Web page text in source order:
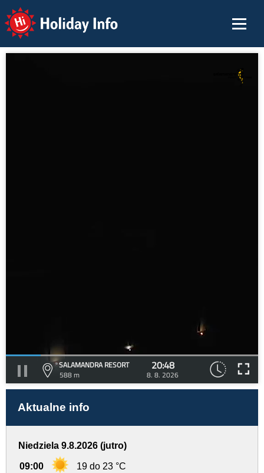
Holiday Info
SALAMANDRA RESORT
588 m
20:48
8. 8. 2026
Aktualne info
Niedziela 9.8.2026 (jutro)
09:00 19 do 23 °C